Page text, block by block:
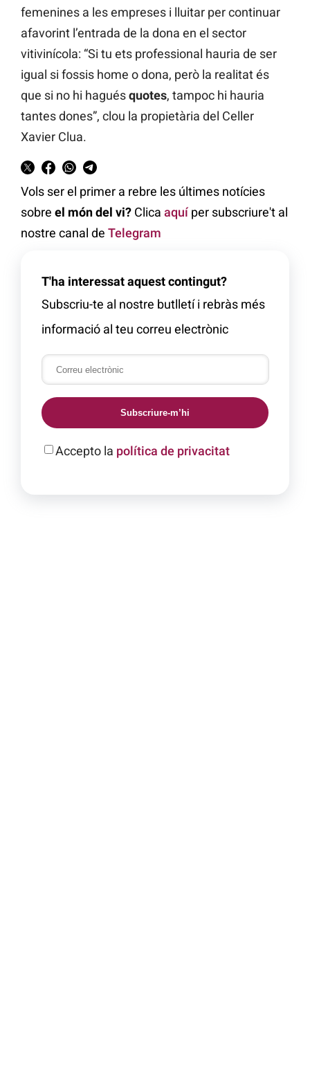
femenines a les empreses i lluitar per continuar
afavorint l’entrada de la dona en el sector
vitivinícola: “Si tu ets professional hauria de ser
igual si fossis home o dona, però la realitat és
que si no hi haguésquotes, tampoc hi hauria
tantes dones”, clou la propietària del Celler
Xavier Clua.
Vols ser el primer a rebre les últimes notícies
sobre el món del vi? Clica aquíper subscriure't al
nostre canal de Telegram
T'ha interessat aquest contingut?
Subscriu-te al nostre butlletí i rebràs més
informació al teu correu electrònic
Subscriure-m’hi
Accepto la política de privacitat